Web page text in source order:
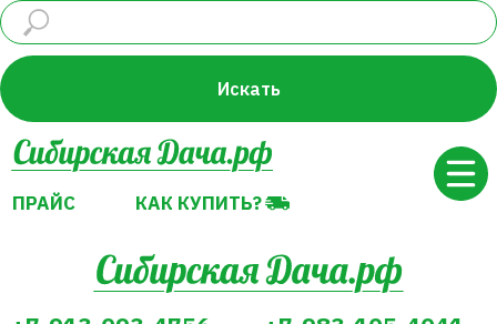
Искать
ПРАЙС КАК КУПИТЬ?
ПРАЙС
КАК КУПИТЬ?